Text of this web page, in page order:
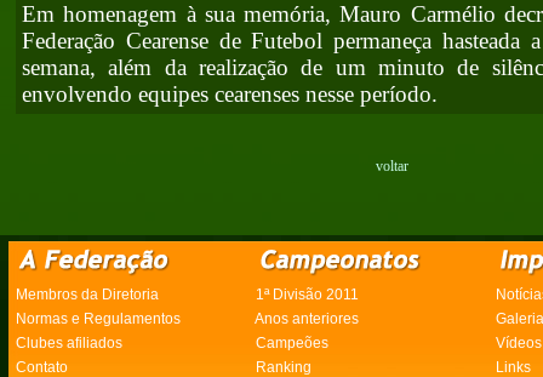
Em homenagem à sua memória, Mauro Carmélio
Federação Cearense de Futebol permaneça
semana, além da realização de um minuto de
envolvendo equipes cearenses nesse período.
voltar
Membros da Diretoria 1ª Divisão 2011
Normas e Regulamentos
Anos anteriores
Clubes afiliados
Campeões
Vídeos
Contato
Ranking
Links